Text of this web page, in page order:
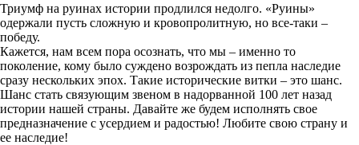
Триумф на руинах истории продлился недолго. «Руины»
одержали пусть сложную и кровопролитную, но все-таки –
победу.
Кажется, нам всем пора осознать, что мы – именно то
поколение, кому было суждено возрождать из пепла наследие
сразу нескольких эпох. Такие исторические витки – это шанс.
Шанс стать связующим звеном в надорванной 100 лет назад
истории нашей страны. Давайте же будем исполнять свое
предназначение с усердием и радостью! Любите свою страну и
ее наследие!